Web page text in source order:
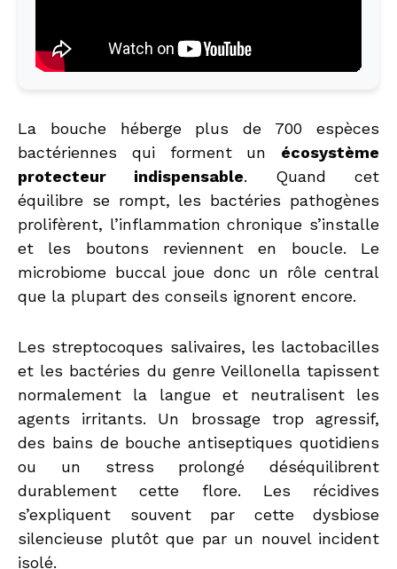
La bouche héberge plus de 700 espèces
bactériennes qui forment un écosystème
protecteur indispensable. Quand cet
équilibre se rompt, les bactéries pathogènes
prolifèrent, l’inflammation chronique s’installe
et les boutons reviennent en boucle. Le
microbiome buccal joue donc un rôle central
que la plupart des conseils ignorent encore.
Les streptocoques salivaires, les lactobacilles
et les bactéries du genre Veillonella tapissent
normalement la langue et neutralisent les
agents irritants. Un brossage trop agressif,
des bains de bouche antiseptiques quotidiens
ou un stress prolongé déséquilibrent
durablement cette flore. Les récidives
s’expliquent souvent par cette dysbiose
silencieuse plutôt que par un nouvel incident
isolé.